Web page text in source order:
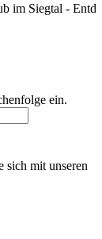
im Siegtal -
ein.
sich mit unseren